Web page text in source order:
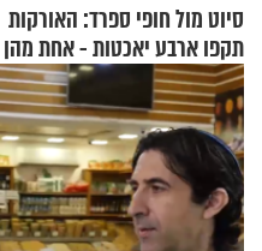
סיוט מול חופי ספרד: האורקות
תקפו ארבע יאכטות - אחת מהן
טבעה